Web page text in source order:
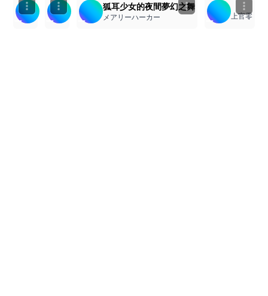
上官零 上官零
狐耳少女的夜間夢幻之舞
メアリーハーカー 上官零